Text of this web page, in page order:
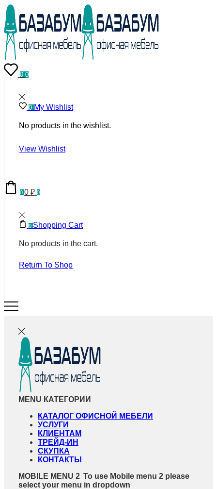
0 0
0 My Wishlist
No products in the wishlist.
View Wishlist
0 0 ₽ 0
0 Shopping Cart
No products in the cart.
Return To Shop
MENU КАТЕГОРИИ
КАТАЛОГ ОФИСНОЙ МЕБЕЛИ
УСЛУГИ
КЛИЕНТАМ
ТРЕЙД-ИН
СКУПКА
КОНТАКТЫ
MOBILE MENU 2 To use Mobile menu 2 please
select your menu in dropdown